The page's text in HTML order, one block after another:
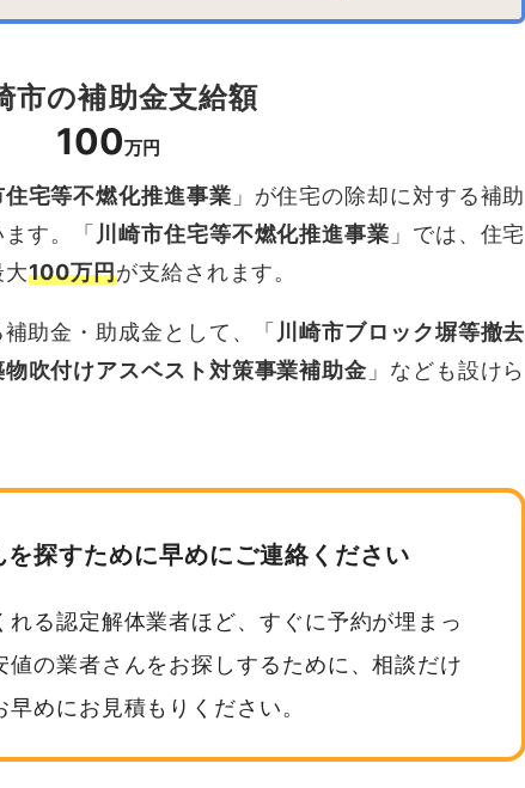
市の補助金支給額
100万円
住宅等不燃化推進事業 」が住宅の除却に対する補助
す。「 川崎市住宅等不燃化推進事業 」では、住宅
100万円が支給されます。
助金・助成金として、「 川崎市ブロック塀等撤去
吹付けアスベスト対策事業補助金 」なども設けら
探すために早めにご連絡ください
れる認定解体業者ほど、すぐに予約が埋まっ
値の業者さんをお探しするために、相談だけ
めにお見積もりください。